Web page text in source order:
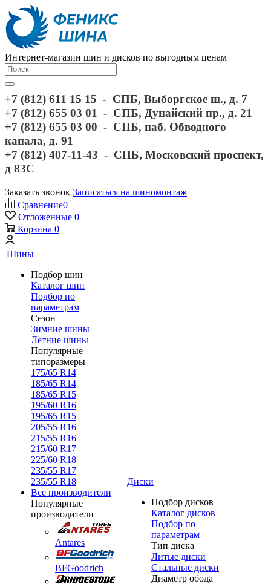
Интернет-магазин шин и дисков по выгодным ценам
+7 (812) 611 15 15 - СПБ, Выборгское ш., д. 7
+7 (812) 655 03 01 - СПБ, Дунайский пр., д. 21
+7 (812) 655 03 00 - СПБ, наб. Обводного
канала, д. 91
+7 (812) 407-11-43 - СПБ, Московский проспект,
д 83С
Заказать звонок Записаться на шиномонтаж
Сравнение0
Отложенные 0
Корзина 0
Шины
Подбор шин
Каталог шин
Подбор по
параметрам
Сезон
Зимние шины
Летние шины
Популярные
типоразмеры
175/65 R14
185/65 R14
185/65 R15
195/60 R16
195/65 R15
205/55 R16
215/55 R16
215/60 R17
225/60 R18
235/55 R17
235/55 R18
Все производители
Популярные
производители
Antares
BFGoodrich
Диски
Подбор дисков
Каталог дисков
Подбор по
параметрам
Тип диска
Литые диски
Стальные диски
Диаметр обода